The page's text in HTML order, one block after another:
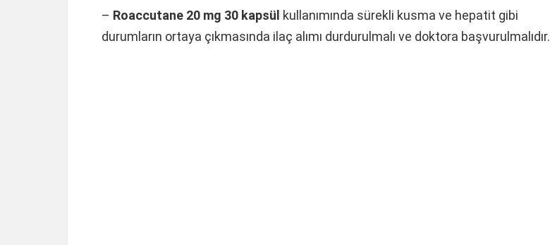
– Roaccutane 20 mg 30 kapsül kullanımında sürekli kusma ve hepatit gibi
durumların ortaya çıkmasında ilaç alımı durdurulmalı ve doktora başvurulmalıdır.